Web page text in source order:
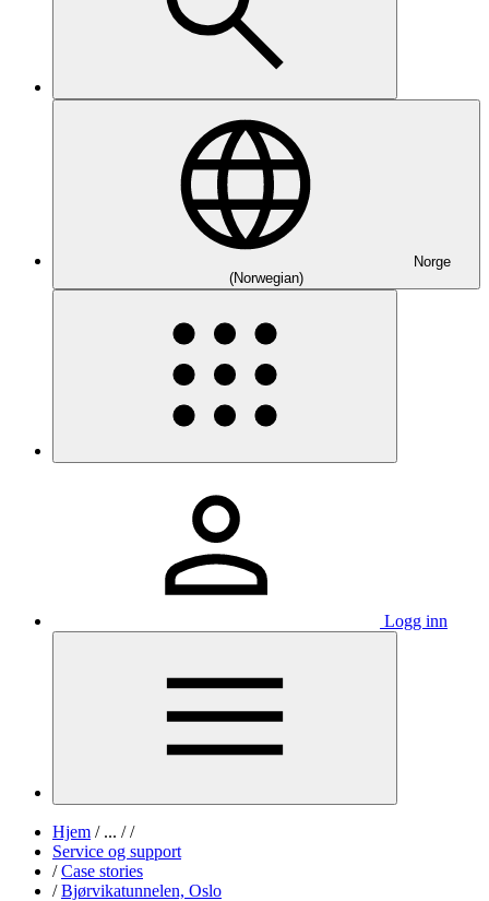
Norge
(Norwegian)
Logg inn
Hjem /... / /
Service og support
/ Case stories
/ Bjørvikatunnelen, Oslo